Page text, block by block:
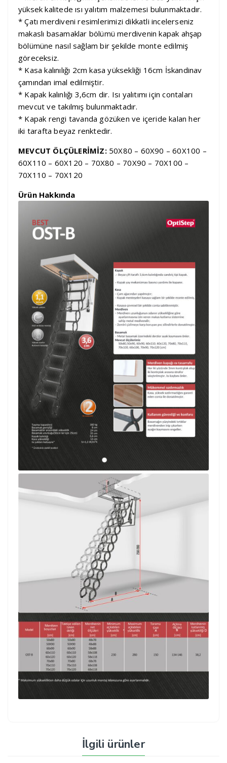
yüksek kalitede ısı yalıtım malzemesi bulunmaktadır.
* Çatı merdiveni resimlerimizi dikkatli incelerseniz
makaslı basamaklar bölümü merdivenin kapak ahşap
bölümüne nasıl sağlam bir şekilde monte edilmiş
göreceksiz.
* Kasa kalınılığı 2cm kasa yüksekliği 16cm İskandinav
çamından imal edilmiştir.
* Kapak kalınlığı 3,6cm dir. Isı yalıtımı için contaları
mevcut ve takılmış bulunmaktadır.
* Kapak rengi tavanda gözüken ve içeride kalan her
iki tarafta beyaz renktedir.
MEVCUT ÖLÇÜLERİMİZ:50X80 – 60X90 – 60X100 –
60X110 – 60X120 – 70X80 – 70X90 – 70X100 –
70X110 – 70X120
Ürün Hakkında
İlgili ürünler